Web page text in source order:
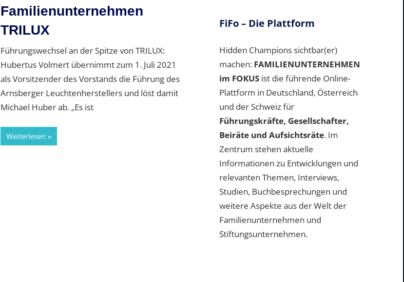
Familienunternehmen
TRILUX
Führungswechsel an der Spitze von TRILUX:
Hubertus Volmert übernimmt zum 1. Juli 2021
als Vorsitzender des Vorstands die Führung des
Arnsberger Leuchtenherstellers und löst damit
Michael Huber ab. „Es ist
Weiterlesen
FiFo – Die Plattform
Hidden Champions sichtbar(er)
machen: FAMILIENUNTERNEHMEN
im FOKUS ist die führende Online-
Plattform in Deutschland, Österreich
und der Schweiz für
Führungskräfte, Gesellschafter,
Beiräte und Aufsichtsräte. Im
Zentrum stehen aktuelle
Informationen zu Entwicklungen und
relevanten Themen, Interviews,
Studien, Buchbesprechungen und
weitere Aspekte aus der Welt der
Familienunternehmen und
Stiftungsunternehmen.